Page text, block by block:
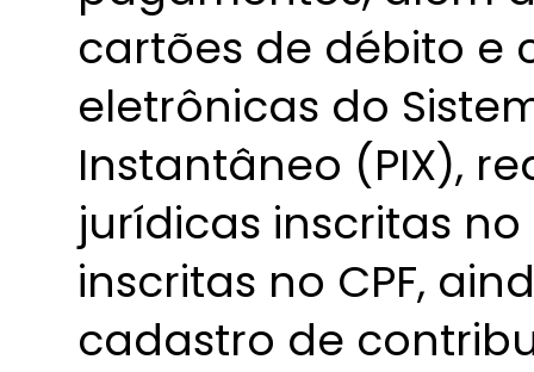
cartões de débito e
eletrônicas do
Instantâneo (PIX),
jurídicas inscritas no
inscritas no CPF,
cadastro de